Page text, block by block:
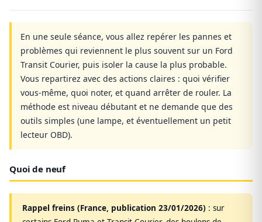
En une seule séance, vous allez repérer les pannes et
problèmes qui reviennent le plus souvent sur un Ford
Transit Courier, puis isoler la cause la plus probable.
Vous repartirez avec des actions claires : quoi vérifier
vous‑même, quoi noter, et quand arrêter de rouler. La
méthode est niveau débutant et ne demande que des
outils simples (une lampe, et éventuellement un petit
lecteur OBD).
Quoi de neuf
Rappel freins (France, publication 23/01/2026) : sur